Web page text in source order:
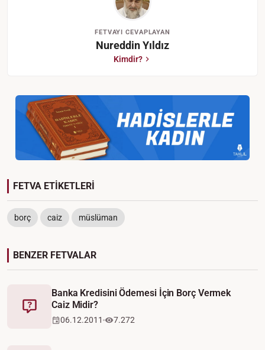
FETVAYI CEVAPLAYAN
Nureddin Yıldız
Kimdir?
FETVA ETİKETLERİ
borç caiz müslüman
BENZER FETVALAR
Fetva
Banka Kredisini Ödemesi İçin Borç Vermek
Caiz Midir?
06.12.2011 7.272